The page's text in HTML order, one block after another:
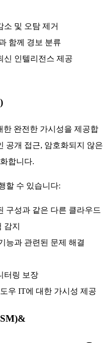
소 및 오탐 제거
함께 경보 분류
신 인텔리전스 제공
한 완전한 가시성을 제공합
공개 접근, 암호화되지 않은
합니다.
할 수 있습니다:
구성과 같은 다른 클라우드
감지
능과 관련된 문제 해결
터링 보장
우 IT에 대한 가시성 제공